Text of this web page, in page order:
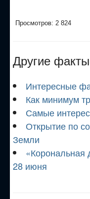
Просмотров: 2 824
Другие
Интересные
Как минимум
Самые
Открытие по
Земли
28 июня